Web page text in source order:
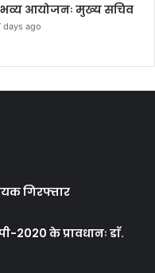
भव्य आयोजनः मुख्य सचिव
days ago
गिरफ्तार
2020 के प्रावधानः डाॅ.